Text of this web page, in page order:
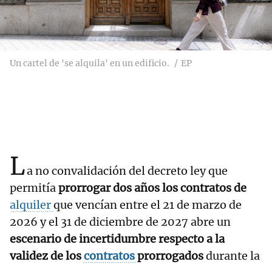
Un cartel de 'se alquila' en un edificio. EP
La no convalidación del decreto ley que
permitíaprorrogar dos años los contratos de
alquilerque vencían entre el 21 de marzo de
2026 y el 31 de diciembre de 2027 abre un
escenario de incertidumbre respecto a la
validez de loscontratosprorrogadosdurante la